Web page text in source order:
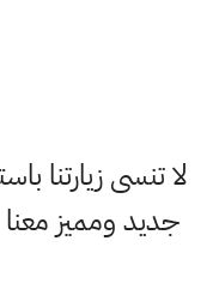
لا تنسى زيارتنا
جديد ومميز